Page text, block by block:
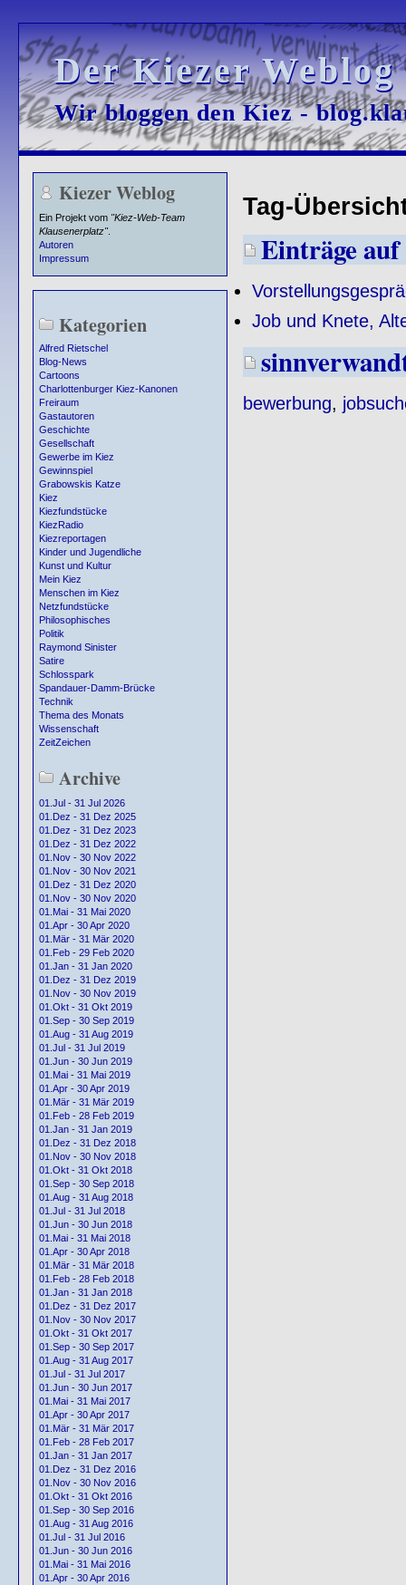
Der Kiezer
Der Kiezer
Wir bloggen den Kiez -
Wir bloggen den Kiez -
Kiezer Weblog
Ein Projekt vom "Kiez-Web-Team
Klausenerplatz".
Autoren
Impressum
Kategorien
Alfred Rietschel
Blog-News
Cartoons
Charlottenburger Kiez-Kanonen
Freiraum
Gastautoren
Geschichte
Gesellschaft
Gewerbe im Kiez
Gewinnspiel
Grabowskis Katze
Kiez
Kiezfundstücke
KiezRadio
Kiezreportagen
Kinder und Jugendliche
Kunst und Kultur
Mein Kiez
Menschen im Kiez
Netzfundstücke
Philosophisches
Politik
Raymond Sinister
Satire
Schlosspark
Spandauer-Damm-Brücke
Technik
Thema des Monats
Wissenschaft
ZeitZeichen
Archive
01.Jul - 31 Jul 2026
01.Dez - 31 Dez 2025
01.Dez - 31 Dez 2023
01.Dez - 31 Dez 2022
01.Nov - 30 Nov 2022
01.Nov - 30 Nov 2021
01.Dez - 31 Dez 2020
01.Nov - 30 Nov 2020
01.Mai - 31 Mai 2020
01.Apr - 30 Apr 2020
01.Mär - 31 Mär 2020
01.Feb - 29 Feb 2020
01.Jan - 31 Jan 2020
01.Dez - 31 Dez 2019
01.Nov - 30 Nov 2019
01.Okt - 31 Okt 2019
01.Sep - 30 Sep 2019
01.Aug - 31 Aug 2019
01.Jul - 31 Jul 2019
01.Jun - 30 Jun 2019
01.Mai - 31 Mai 2019
01.Apr - 30 Apr 2019
01.Mär - 31 Mär 2019
01.Feb - 28 Feb 2019
01.Jan - 31 Jan 2019
01.Dez - 31 Dez 2018
01.Nov - 30 Nov 2018
01.Okt - 31 Okt 2018
01.Sep - 30 Sep 2018
01.Aug - 31 Aug 2018
01.Jul - 31 Jul 2018
01.Jun - 30 Jun 2018
01.Mai - 31 Mai 2018
01.Apr - 30 Apr 2018
01.Mär - 31 Mär 2018
01.Feb - 28 Feb 2018
01.Jan - 31 Jan 2018
01.Dez - 31 Dez 2017
01.Nov - 30 Nov 2017
01.Okt - 31 Okt 2017
01.Sep - 30 Sep 2017
01.Aug - 31 Aug 2017
01.Jul - 31 Jul 2017
01.Jun - 30 Jun 2017
01.Mai - 31 Mai 2017
01.Apr - 30 Apr 2017
01.Mär - 31 Mär 2017
01.Feb - 28 Feb 2017
01.Jan - 31 Jan 2017
01.Dez - 31 Dez 2016
01.Nov - 30 Nov 2016
01.Okt - 31 Okt 2016
01.Sep - 30 Sep 2016
01.Aug - 31 Aug 2016
01.Jul - 31 Jul 2016
01.Jun - 30 Jun 2016
01.Mai - 31 Mai 2016
01.Apr - 30 Apr 2016
Tag-
Einträge
Job und Knete,
bewerbung,